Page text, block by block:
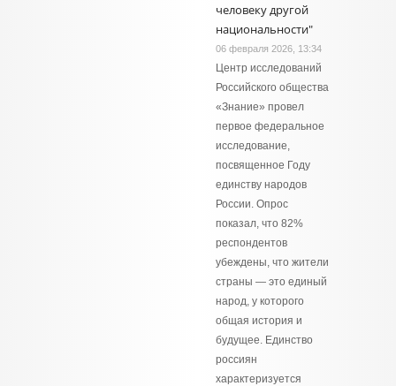
человеку другой
национальности"
06 февраля 2026, 13:34
Центр исследований
Российского общества
«Знание» провел
первое федеральное
исследование,
посвященное Году
единству народов
России. Опрос
показал, что 82%
респондентов
убеждены, что жители
страны — это единый
народ, у которого
общая история и
будущее. Единство
россиян
характеризуется